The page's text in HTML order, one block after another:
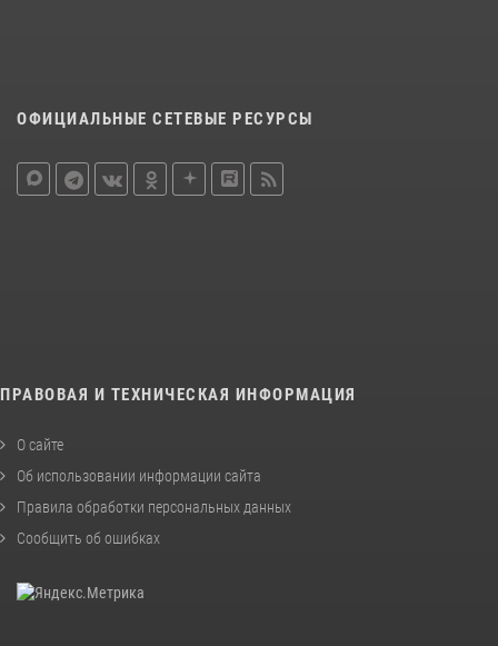
ОФИЦИАЛЬНЫЕ СЕТЕВЫЕ РЕСУРСЫ
ПРАВОВАЯ И ТЕХНИЧЕСКАЯ ИНФОРМАЦИЯ
О сайте
Об использовании информации сайта
Правила обработки персональных данных
Сообщить об ошибках